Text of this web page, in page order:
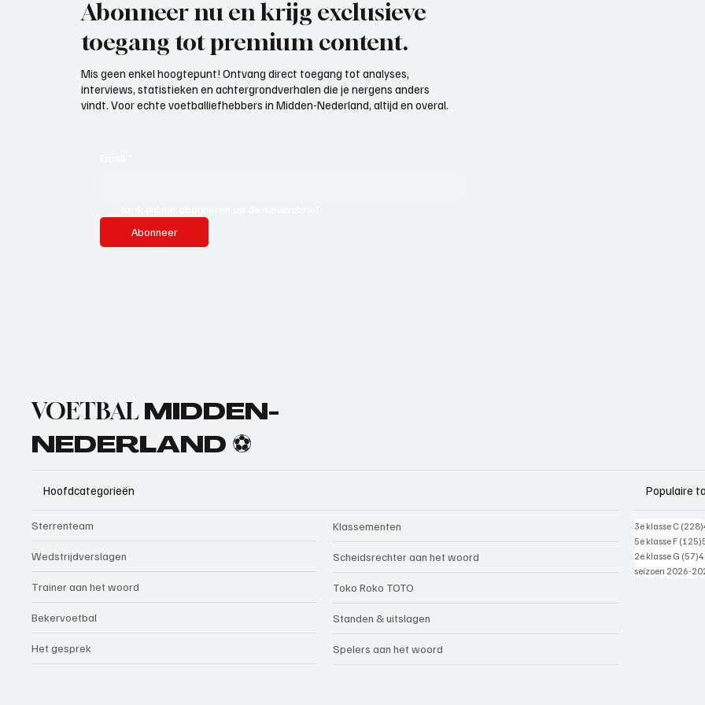
Abonneer nu en krijg exclusieve
toegang tot premium content.
Mis geen enkel hoogtepunt! Ontvang direct toegang tot analyses,
interviews, statistieken en achtergrondverhalen die je nergens anders
vindt. Voor echte voetballiefhebbers in Midden-Nederland, altijd en overal.
Abonneer
VOETBAL MIDDEN-
NEDERLAND ⚽
Hoofdcategorieën
Sterrenteam
Wedstrijdverslagen
Trainer aan het woord
Bekervoetbal
Het gesprek
Klassementen
Scheidsrechter aan het woord
Toko Roko TOTO
Standen & uitslagen
Spelers aan het woord
Populaire
3e klasse C (228)
5e klasse F (125)
2e klasse G (57)
seizoen 2026-